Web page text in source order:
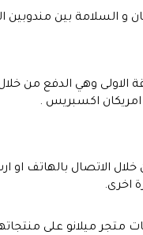
و السلامة بين
وهي الدفع من
امريكان اكسبريس .
الاتصال بالهاتف او
اخرى.
ميلانو على منتجاتها